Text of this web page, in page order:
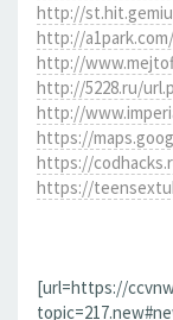
http://
http://
http://
http://5228.ru/
http://
https://
https://
https://
[url=https://